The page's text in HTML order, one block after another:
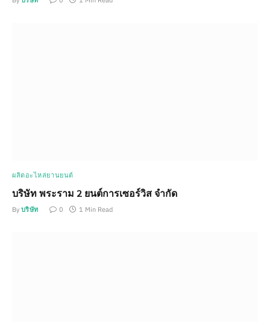
ผลิตอะไหล่ยานยนต์
บริษัท พระราม 2 ยนต์การเซอร์วิส จำกัด
By บริษัท 0 1 Min Read